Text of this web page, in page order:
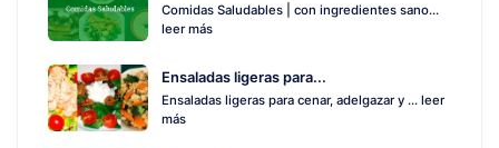
Comidas Saludables | con ingredientes sano...
leer más
Ensaladas ligeras para...
Ensaladas ligeras para cenar, adelgazar y ... leer
más